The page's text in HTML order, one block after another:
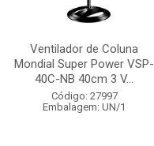
Ventilador de Coluna
Mondial Super Power VSP-
40C-NB 40cm 3 V...
Código: 27997
Embalagem: UN/1